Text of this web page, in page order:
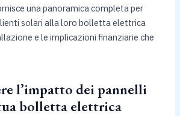
una panoramica completa per
solari alla loro bolletta elettrica
e le implicazioni finanziarie che
l’impatto dei pannelli
bolletta elettrica